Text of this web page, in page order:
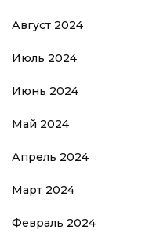
Август 2024
Июль 2024
Июнь 2024
Май 2024
Апрель 2024
Март 2024
Февраль 2024